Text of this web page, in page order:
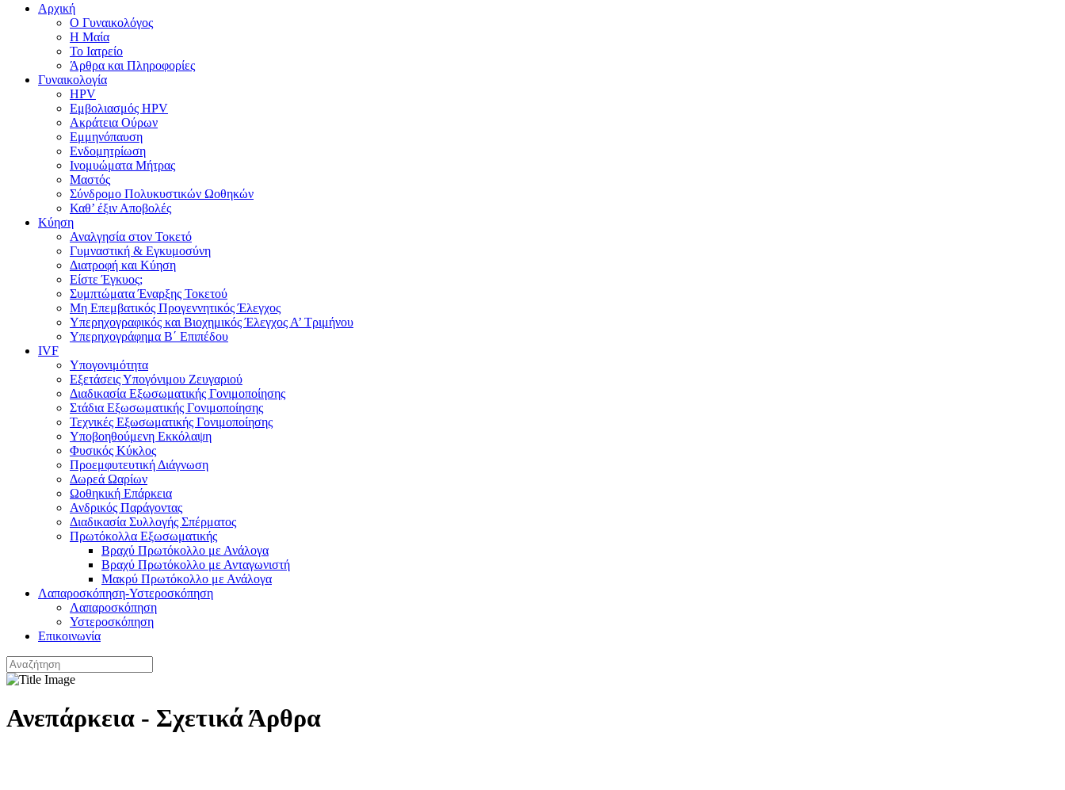
Αρχική
Ο Γυναικολόγος
Η Μαία
Το Ιατρείο
Άρθρα και Πληροφορίες
Γυναικολογία
HPV
Εμβολιασμός HPV
Ακράτεια Ούρων
Εμμηνόπαυση
Ενδομητρίωση
Ινομυώματα Μήτρας
Μαστός
Σύνδρομο Πολυκυστικών Ωοθηκών
Καθ’ έξιν Αποβολές
Κύηση
Αναλγησία στον Τοκετό
Γυμναστική & Εγκυμοσύνη
Διατροφή και Κύηση
Είστε Έγκυος;
Συμπτώματα Έναρξης Τοκετού
Μη Επεμβατικός Προγεννητικός Έλεγχος
Υπερηχογραφικός και Βιοχημικός Έλεγχος Α’ Τριμήνου
Υπερηχογράφημα Β΄ Επιπέδου
IVF
Υπογονιμότητα
Εξετάσεις Υπογόνιμου Ζευγαριού
Διαδικασία Εξωσωματικής Γονιμοποίησης
Στάδια Εξωσωματικής Γονιμοποίησης
Τεχνικές Εξωσωματικής Γονιμοποίησης
Υποβοηθούμενη Εκκόλαψη
Φυσικός Κύκλος
Προεμφυτευτική Διάγνωση
Δωρεά Ωαρίων
Ωοθηκική Επάρκεια
Ανδρικός Παράγοντας
Διαδικασία Συλλογής Σπέρματος
Πρωτόκολλα Εξωσωματικής
Βραχύ Πρωτόκολλο με Ανάλογα
Βραχύ Πρωτόκολλο με Ανταγωνιστή
Μακρύ Πρωτόκολλο με Ανάλογα
Λαπαροσκόπηση-Υστεροσκόπηση
Λαπαροσκόπηση
Υστεροσκόπηση
Επικοινωνία
Ανεπάρκεια - Σχετικά Άρθρα